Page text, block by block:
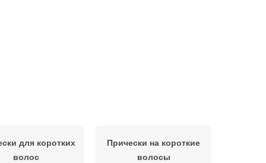
для коротких
волос
Прически на короткие
волосы